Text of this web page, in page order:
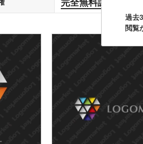
過去
閲覧